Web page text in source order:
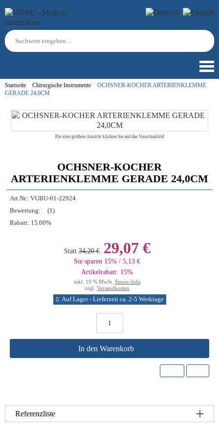
Startseite Chirurgische Instrumente
OCHSNER-KOCHER ARTERIENKLEMME
GERADE 24,0CM
Für eine größere Ansicht klicken Sie auf das Vorschaubild
OCHSNER-KOCHER
ARTERIENKLEMME GERADE 24,0CM
Art.Nr.: VUBU-01-22924
Bewertung:
(1)
Rabatt: 15.00%
Statt 34,20 €29,07 €
Sie sparen 15% / 5,13 €
Artikelrabatt: 15%
inkl. 19 % MwSt. Steuer-Info
zzgl. Versandkosten
Auf Lager - Lieferzeit ca. 2-5 Werktage
In den Warenkorb
Referenzliste